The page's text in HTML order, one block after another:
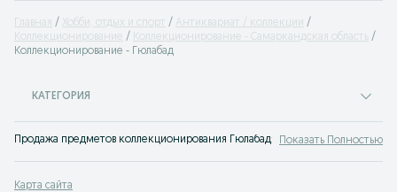
Главная Хобби, отдых и спорт
Антиквариат / коллекции
Коллекционирование
Коллекционирование - Самаркандская область
Коллекционирование - Гюлабад
КАТЕГОРИЯ
Продажа предметов коллекционирования Гюлабад: товары дляПоказать Полностью
Карта сайта